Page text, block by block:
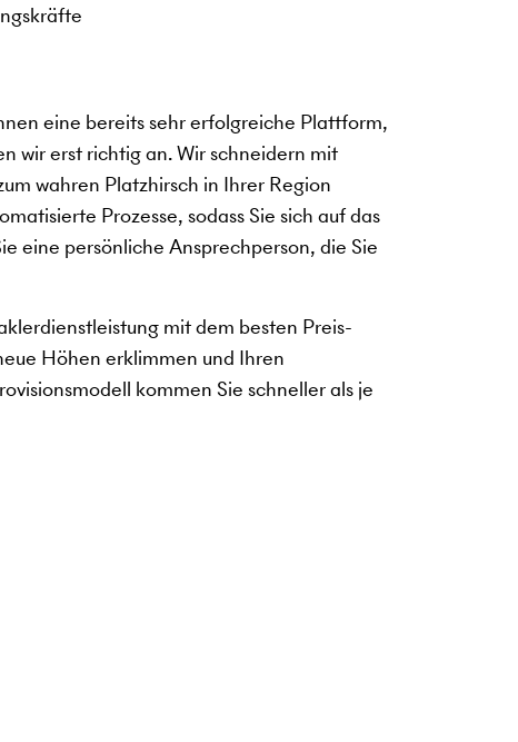
eine bereits sehr erfolgreiche Plattform,
wir erst richtig an. Wir schneidern mit
wahren Platzhirsch in Ihrer Region
Prozesse, sodass Sie sich auf das
eine persönliche Ansprechperson, die Sie
mit dem besten Preis-
Höhen erklimmen und Ihren
kommen Sie schneller als je